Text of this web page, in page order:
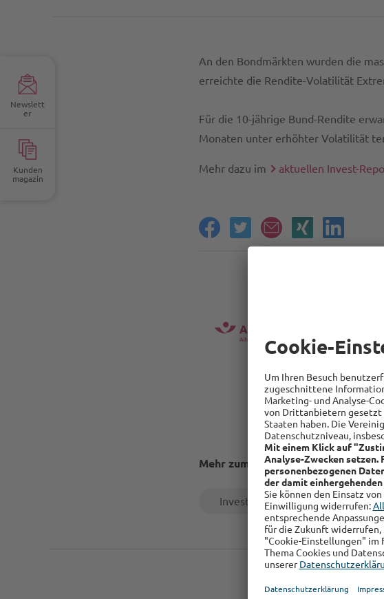
Newslett
er
Kunden
magazin
An den Bondmärkten wurden die
erreichte die Rendite-Volatilität
Für die 10-jährige Bund-Rendite
Monaten unter erhöhter Volatilität
Mehr dazu im aktuellen Invest-
ein,
bereitet
voller
Mehr zum Thema
Investment